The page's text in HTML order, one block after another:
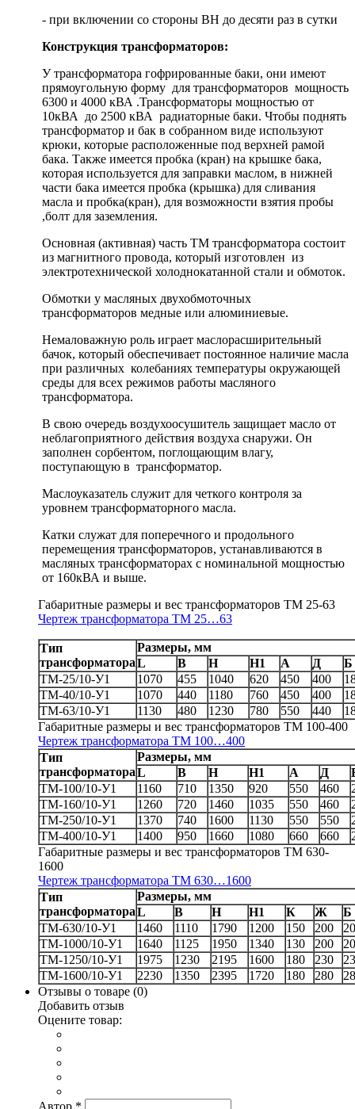
- при включении со стороны ВН до десяти раз в сутки
Конструкция трансформаторов:
У трансформатора гофрированные баки, они имеют
прямоугольную форму для трансформаторов мощность
6300 и 4000 кВА .Трансформаторы мощностью от
10кВА до 2500 кВА радиаторные баки. Чтобы поднять
трансформатор и бак в собранном виде используют
крюки, которые расположенные под верхней рамой
бака. Также имеется пробка (кран) на крышке бака,
которая используется для заправки маслом, в нижней
части бака имеется пробка (крышка) для сливания
масла и пробка(кран), для возможности взятия пробы
,болт для заземления.
Основная (активная) часть ТМ трансформатора состоит
из магнитного провода, который изготовлен из
электротехнической холоднокатанной стали и обмоток.
Обмотки у масляных двухобмоточных
трансформаторов медные или алюминиевые.
Немаловажную роль играет маслорасширительный
бачок, который обеспечивает постоянное наличие масла
при различных колебаниях температуры окружающей
среды для всех режимов работы масляного
трансформатора.
В свою очередь воздухоосушитель защищает масло от
неблагоприятного действия воздуха снаружи. Он
заполнен сорбентом, поглощающим влагу,
поступающую в трансформатор.
Маслоуказатель служит для четкого контроля за
уровнем трансформаторного масла.
Катки служат для поперечного и продольного
перемещения трансформаторов, устанавливаются в
масляных трансформаторах с номинальной мощностью
от 160кВА и выше.
Габаритные размеры и вес трансформаторов ТМ 25-63
Чертеж трансформатора TM 25…63
Тип
трансформатора
Размеры, мм
L
B H H1 A Д
Б
ТМ-25/10-У1
1070 455 1040 620 450 400
ТМ-40/10-У1
1070 440 1180 760 450 400
ТМ-63/10-У1
1130 480 1230 780 550 440
Габаритные размеры и вес трансформаторов ТМ 100-400
Чертеж трансформатора TM 100…400
Тип
трансформатора
Размеры, мм
L
B H H1 A Д
ТМ-100/10-У1
1160 710 1350 920 550 460
ТМ-160/10-У1
1260 720 1460 1035 550 460
ТМ-250/10-У1
1370 740 1600 1130 550 550
ТМ-400/10-У1
1400 950 1660 1080 660 660
Габаритные размеры и вес трансформаторов ТМ 630-
1600
Чертеж трансформатора ТМ 630…1600
Тип
трансформатора
Размеры, мм
L
B H H1 К Ж
Б
ТМ-630/10-У1
1460 1110 1790 1200 150 200
ТМ-1000/10-У1
1640 1125 1950 1340 130 200
ТМ-1250/10-У1
1975 1230 2195 1600 180 230
ТМ-1600/10-У1
2230 1350 2395 1720 180 280
Отзывы о товаре (0)
Добавить отзыв
Оцените товар:
Автор *